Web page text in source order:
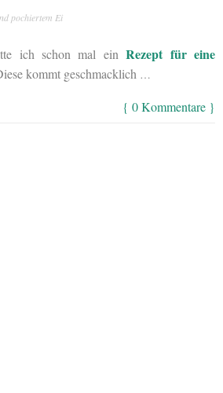
pochiertem Ei
ich schon mal einRezept für eine
kommt geschmacklich …
{ 0 Kommentare }